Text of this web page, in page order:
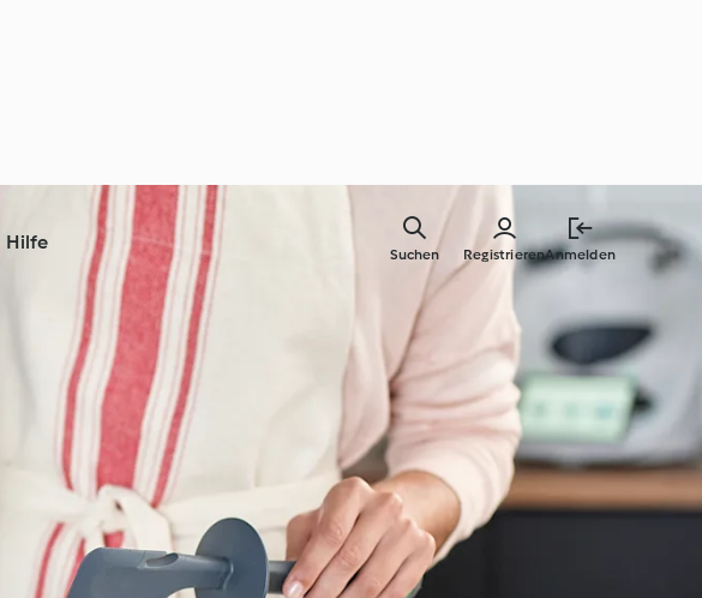
Hilfe
RegistrierenAnmelden
Suchen